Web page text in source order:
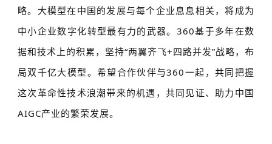
略。大模型在中国的发展与每个企业息息相关，将成为
中小企业数字化转型最有力的武器。360基于多年在数
据和技术上的积累，坚持“两翼齐飞+四路并发”战略，布
局双千亿大模型。希望合作伙伴与360一起，共同把握
这次革命性技术浪潮带来的机遇，共同见证、助力中国
AIGC产业的繁荣发展。